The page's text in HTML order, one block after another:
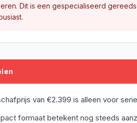
Dit is een gespecialiseerd
van €2.399 is alleen voor
formaat betekent nog steeds